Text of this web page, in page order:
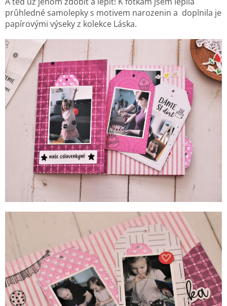
průhledné samolepky s motivem narozenin a doplnila je
papírovými výseky z kolekce Láska.